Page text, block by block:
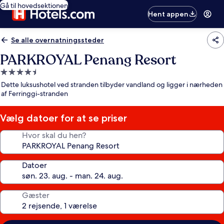
Gå til hovedsektionen
Hent appen
Se alle overnatningssteder
PARKROYAL Penang Resort
4.5-
stjernet
overnatningssted
Dette luksushotel ved stranden tilbyder vandland og ligger i nærheden
af Ferringgi-stranden
Vælg datoer for at se priser
Hvor skal du hen?
Datoer
Gæster